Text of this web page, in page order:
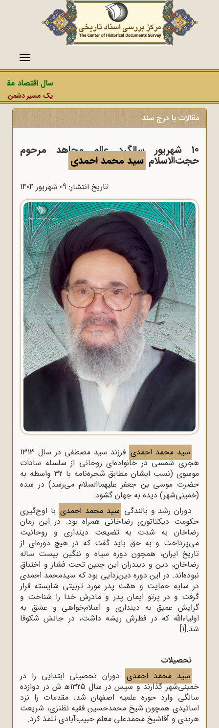
منو
سال اقتصاد
یک مسیر دشمن،
مقالات با درج سند
10 شهریور سالگرد عالم مجاهد مرحوم
حجت‌الاسلام سید محمد احمدی
تاریخ انتشار: 09 شهريور 1404
سید محمد احمدی
فرزند سید مصطفی در سال 1313
هجری شمسی در خانواده‌ای روحانی از سلسله سادات
موسوی (نسب ایشان مطابق شجره‌نامه با 32 واسطه به
حضرت موسی بن جعفر علیهماالسلام می‌رسد) در سده
(خمینی‌شهر) دیده به جهان گشود.
دوران رشد و بالندگی سید محمد احمدی با اوج‌گیری
حکومت دیکتاتوری رضاخانی همراه بود. در این زمان
رضاخان به شدت به تضیعت دینداری و روحانیت
می‌پرداخت و به حق باید گفت که در هیچ دوره‌ای از
تاریخ ایران، همچون دوره سیاه و ننگین بیست ساله
رضاخان، دین و دیندران این چنین تحت فشار و اختناق
نبوده‌اند. در این دوره دین‌زدایی بود که سیدمحمد احمدی
در سایه حمایت و همّت پدر مورد تربیتی شایسته قرار
گرفت و در پرتو ایمان پدر و مادرش خدا را شناخت و
گرایش عمیق به دینداری و اسلام‌خواهی و عشق به
اولیاءالله که در فطرش ریشه داشت، در جانش شکوفا
شد.[1]
تحصیلات
سید محمد احمدی
دوران تحصیلی ابتدایی را در
خمینی‌شهر گذارند و سپس در سال 1325ﻫ ش در دوازده
سالگی وارد حوزه علمیه اصفهان شد. مقدمات را نزد
اساتیدی همچون شیخ محمدحسین فقیه نظنزی، شریعت
هرندی و آقاشیخ محمدعلی معلم حبیب‌آبادی تلمذ کرد.